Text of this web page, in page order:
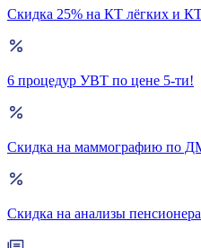
Скидка 25% на КТ лёгких и
6 процедур УВТ по цене 5-ти!
Скидка на маммографию по
Скидка на анализы